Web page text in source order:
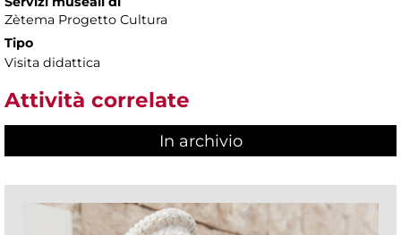
Zètema Progetto Cultura
Tipo
Visita didattica
Attività correlate
In archivio